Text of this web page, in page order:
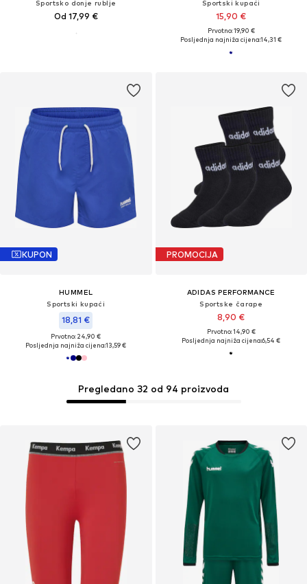
Sportsko donje rublje
Od 17,99 €
Sportski kupaći
15,90 €
Prvotno: 19,90 €
Posljednja najniža cijena:14,31 €
KUPON
HUMMEL
Sportski kupaći
18,81 €
Prvotno: 24,90 €
Posljednja najniža cijena:13,59 €
PROMOCIJA
ADIDAS PERFORMANCE
Sportske čarape
8,90 €
Prvotno: 14,90 €
Posljednja najniža cijena:6,54 €
Pregledano 32 od 94 proizvoda